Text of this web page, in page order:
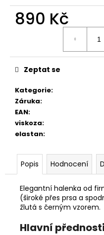
890 Kč
Kategorie:
Záruka:
EAN:
viskoza:
elastan:
Zeptat se
Popis Hodnocení
Elegantní halenka od
(široké přes prsa a
žlutá s černým vzorem.
Hlavní
e